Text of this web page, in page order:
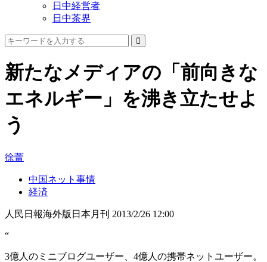
日中経営者
日中茶界
新たなメディアの「前向きな
エネルギー」を沸き立たせよ
う
徐蕾
中国ネット事情
経済
人民日報海外版日本月刊 2013/2/26 12:00
“
3億人のミニブログユーザー、4億人の携帯ネットユーザー。